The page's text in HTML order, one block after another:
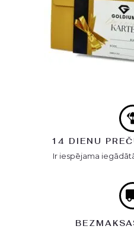
14 DIENU
Ir iespējama